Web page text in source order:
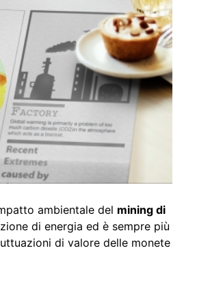
ambientale del mining di
di energia ed è sempre più
di valore delle monete